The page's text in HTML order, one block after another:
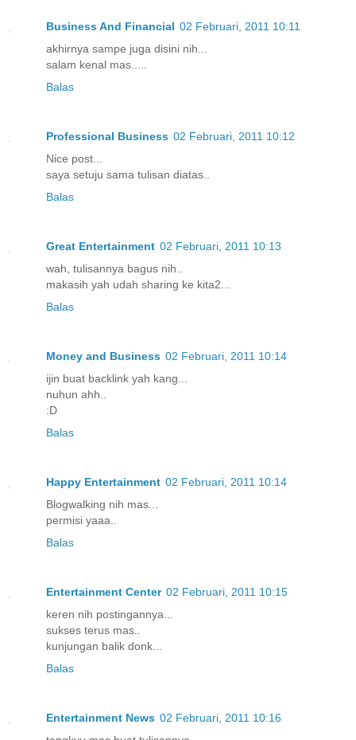
Business And Financial 02 Februari, 2011 10:11
akhirnya sampe juga disini nih...
salam kenal mas.....
Balas
Professional Business 02 Februari, 2011 10:12
Nice post...
saya setuju sama tulisan diatas..
Balas
Great Entertainment 02 Februari, 2011 10:13
wah, tulisannya bagus nih..
makasih yah udah sharing ke kita2...
Balas
Money and Business 02 Februari, 2011 10:14
ijin buat backlink yah kang...
nuhun ahh..
:D
Balas
Happy Entertainment 02 Februari, 2011 10:14
Blogwalking nih mas...
permisi yaaa..
Balas
Entertainment Center 02 Februari, 2011 10:15
keren nih postingannya...
sukses terus mas..
kunjungan balik donk...
Balas
Entertainment News 02 Februari, 2011 10:16